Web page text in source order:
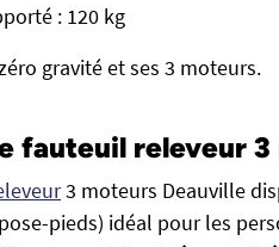
: 120 kg
gravité et ses 3 moteurs.
fauteuil releveur
3 moteurs Deauville
pieds) idéal pour les